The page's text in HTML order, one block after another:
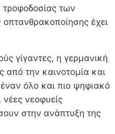
των
έχει
γίγαντες, η γερμανική
από την καινοτομία και
όλο και πιο ψηφιακό
νεοφυείς
στην ανάπτυξη της